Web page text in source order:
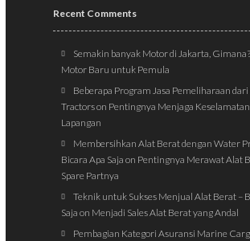
Recent Comments
Semakin banyak Motor di Jakarta, Gimana?
Motor Baru untuk Pemula
Beberapa Program Jasa Pemeliharaan
Tractorson Pentingnya Menjaga
Lapangan
Membersihkan Alat Berat dengan Water
Bicara Apa Saja on Pentingnya Merawat Alat
Spare Partnya
Teknik untuk Sukses Menjual Alat Berat –
Saja on Menjadi Sales Alat Berat yang Andal
Pembagian Kategori Asuransi Marine